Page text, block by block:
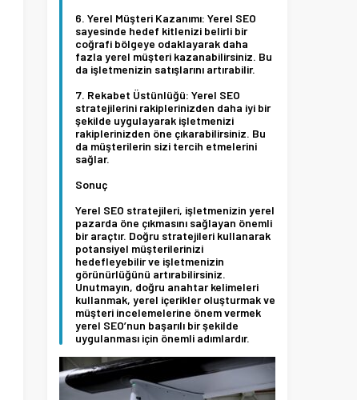
Yerel Müşteri Kazanımı: Yerel SEO
sayesinde hedef kitlenizi belirli bir
coğrafi bölgeye odaklayarak daha
fazla yerel müşteri kazanabilirsiniz. Bu
da işletmenizin satışlarını artırabilir.
Rekabet Üstünlüğü: Yerel SEO
stratejilerini rakiplerinizden daha iyi bir
şekilde uygulayarak işletmenizi
rakiplerinizden öne çıkarabilirsiniz. Bu
da müşterilerin sizi tercih etmelerini
sağlar.
Sonuç
Yerel SEO stratejileri, işletmenizin yerel
pazarda öne çıkmasını sağlayan önemli
bir araçtır. Doğru stratejileri kullanarak
potansiyel müşterilerinizi
hedefleyebilir ve işletmenizin
görünürlüğünü artırabilirsiniz.
Unutmayın, doğru anahtar kelimeleri
kullanmak, yerel içerikler oluşturmak ve
müşteri incelemelerine önem vermek
yerel SEO’nun başarılı bir şekilde
uygulanması için önemli adımlardır.